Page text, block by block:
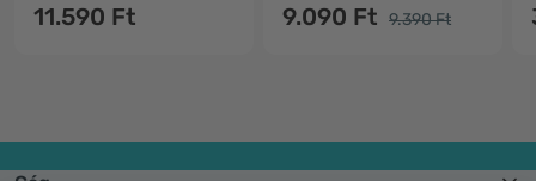
11.590 Ft 9.090 Ft 9.390 Ft